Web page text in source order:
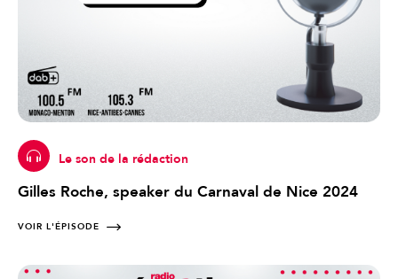
Le son de la rédaction
Gilles Roche, speaker du Carnaval de Nice 2024
VOIR L'ÉPISODE